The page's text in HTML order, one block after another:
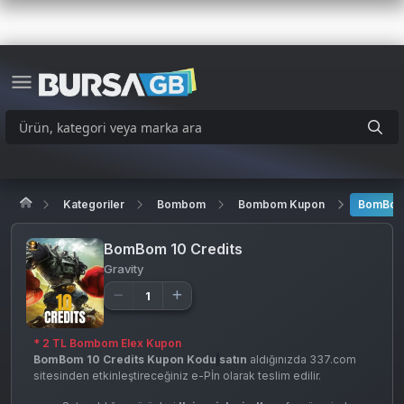
Kategoriler Bombom Bombom Kupon
BomBom 10 Credits
Gravity
* 2 TL Bombom Elex Kupon
BomBom 10 Credits Kupon Kodu satın aldığınızda 337.com
sitesinden etkinleştireceğiniz e-Pİn olarak teslim edilir.